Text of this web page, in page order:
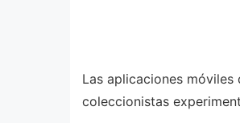
Las aplicaciones
coleccionistas